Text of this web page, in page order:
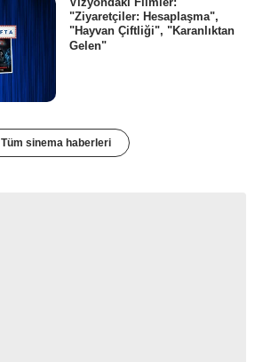
"Ziyaretçiler: Hesaplaşma",
"Hayvan Çiftliği", "Karanlıktan
Gelen"
Tüm sinema haberleri